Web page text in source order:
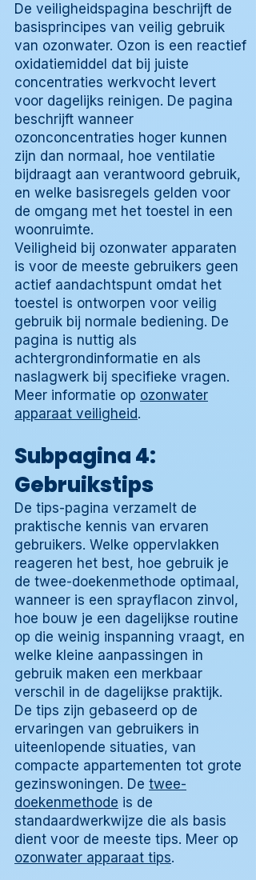
De veiligheidspagina beschrijft de
basisprincipes van veilig gebruik
van ozonwater. Ozon is een reactief
oxidatiemiddel dat bij juiste
concentraties werkvocht levert
voor dagelijks reinigen. De pagina
beschrijft wanneer
ozonconcentraties hoger kunnen
zijn dan normaal, hoe ventilatie
bijdraagt aan verantwoord gebruik,
en welke basisregels gelden voor
de omgang met het toestel in een
woonruimte.
Veiligheid bij ozonwater apparaten
is voor de meeste gebruikers geen
actief aandachtspunt omdat het
toestel is ontworpen voor veilig
gebruik bij normale bediening. De
pagina is nuttig als
achtergrondinformatie en als
naslagwerk bij specifieke vragen.
Meer informatie op ozonwater
apparaat veiligheid.
Subpagina 4:
Gebruikstips
De tips-pagina verzamelt de
praktische kennis van ervaren
gebruikers. Welke oppervlakken
reageren het best, hoe gebruik je
de twee-doekenmethode optimaal,
wanneer is een sprayflacon zinvol,
hoe bouw je een dagelijkse routine
op die weinig inspanning vraagt, en
welke kleine aanpassingen in
gebruik maken een merkbaar
verschil in de dagelijkse praktijk.
De tips zijn gebaseerd op de
ervaringen van gebruikers in
uiteenlopende situaties, van
compacte appartementen tot grote
gezinswoningen. De twee-
doekenmethode is de
standaardwerkwijze die als basis
dient voor de meeste tips. Meer op
ozonwater apparaat tips.